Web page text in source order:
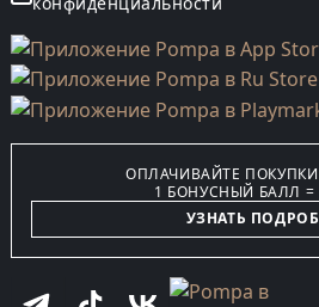
ОПЛАЧИВАЙТЕ
1 БОНУСНЫЙ БАЛЛ =
УЗНАТЬ